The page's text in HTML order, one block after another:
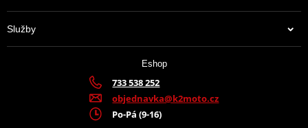
Služby
Eshop
733 538 252
objednavka@k2moto.cz
Po-Pá (9-16)